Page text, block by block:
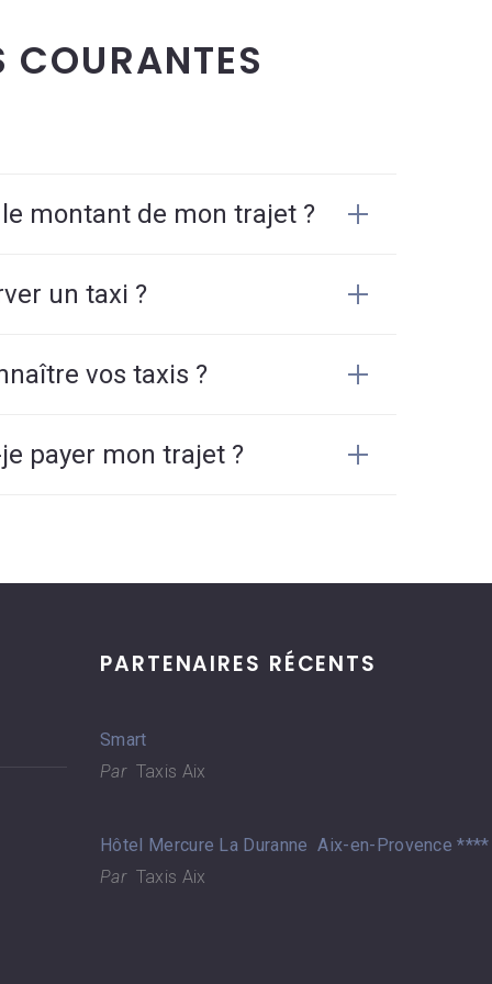
COURANTES
montant de mon trajet ?
un taxi ?
vos taxis ?
payer mon trajet ?
PARTENAIRES RÉCENTS
Smart
Par Taxis Aix
Hôtel Mercure La Duranne Aix-en-Provence ****
Par Taxis Aix